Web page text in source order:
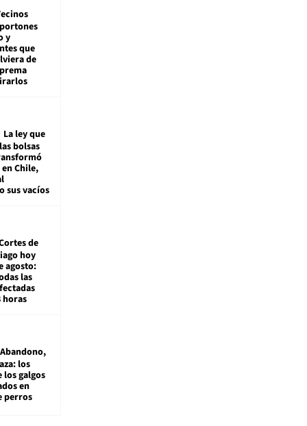
y
que
de
La ley que
bolsas
Chile,
sus vacíos
de
hoy
agosto:
las
horas
Abandono,
los
los galgos
en
perros